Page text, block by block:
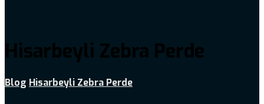
Hisarbeyli Zebra Perde
Blog Hisarbeyli Zebra Perde